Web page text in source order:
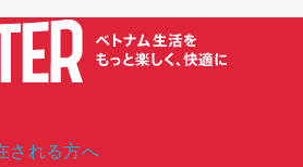
される方へ